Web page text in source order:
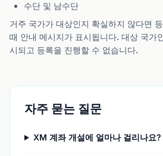
수단 및 남수단
거주 국가가 대상인지 확실하지 않다면
때 안내 메시지가 표시됩니다. 대상 국가
시되고 등록을 진행할 수 없습니다.
자주 묻는 질문
XM 계좌 개설에 얼마나 걸리나요?